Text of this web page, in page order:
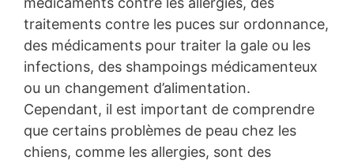
traitements contre les puces sur ordonnance,
des médicaments pour traiter la gale ou les
infections, des shampoings médicamenteux
ou un changement d’alimentation.
Cependant, il est important de comprendre
que certains problèmes de peau chez les
chiens, comme les allergies, sont des